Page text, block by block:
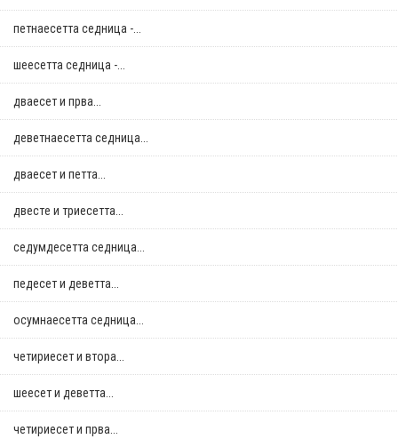
петнаесетта седница -...
шеесетта седница -...
дваесет и прва...
деветнаесетта седница...
дваесет и петта...
двестe и триесетта...
седумдесетта седница...
педесет и деветта...
осумнaесетта седница...
четириесет и втора...
шеесет и деветта...
четириесет и прва...